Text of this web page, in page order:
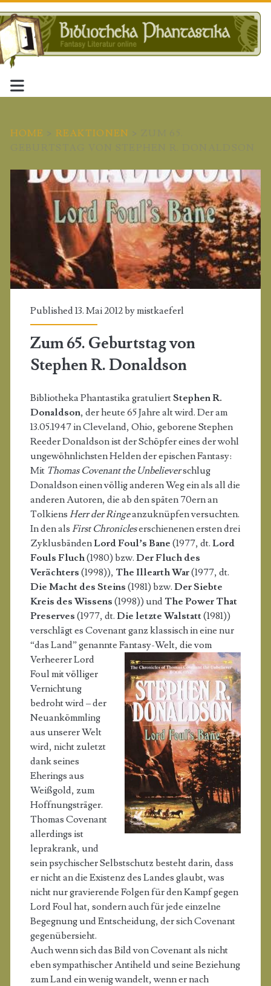
HOME > REAKTIONEN >
Published 13. Mai 2012 bymistkaeferl
Zum 65. Geburtstag von
Stephen R. Donaldson
Bibliotheka Phantastika gratuliertStephen R.
Donaldson, der heute 65 Jahre alt wird. Der am
13.05.1947 in Cleveland, Ohio, geborene Stephen
Reeder Donaldson ist der Schöpfer eines der wohl
ungewöhnlichsten Helden der epischen Fantasy:
Mit Thomas Covenant the Unbelieverschlug
Donaldson einen völlig anderen Weg ein als all die
anderen Autoren, die ab den späten 70ern an
Tolkiens Herr der Ringeanzuknüpfen versuchten.
In den als First Chronicleserschienenen ersten drei
ZyklusbändenLord Foul’s Bane (1977, dt. Lord
Fouls Fluch(1980) bzw. Der Fluch des
Verächters (1998)), The Illearth War(1977, dt.
Die Macht des Steins (1981) bzw. Der Siebte
Kreis des Wissens (1998)) und The Power That
Preserves (1977, dt. Die letzte Walstatt(1981))
verschlägt es Covenant ganz klassisch in eine nur
“das Land” genannte Fantasy-Welt, die vom
Verheerer Lord
Foul mit völliger
Vernichtung
bedroht wird – der
Neuankömmling
aus unserer Welt
wird, nicht zuletzt
dank seines
Eherings aus
Weißgold, zum
Hoffnungsträger.
Thomas Covenant
allerdings ist
leprakrank, und
sein psychischer Selbstschutz besteht darin, dass
er nicht an die Existenz des Landes glaubt, was
nicht nur gravierende Folgen für den Kampf gegen
Lord Foul hat, sondern auch für jede einzelne
Begegnung und Entscheidung, der sich Covenant
gegenübersieht.
Auch wenn sich das Bild von Covenant als nicht
eben sympathischer Antiheld und seine Beziehung
zum Land ein wenig wandelt, wenn er nach